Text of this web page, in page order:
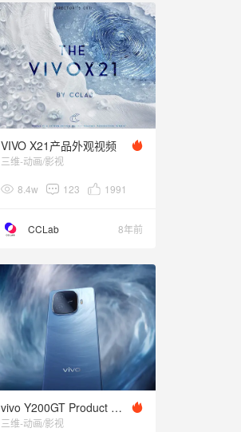
VIVO X21产品外观视频
三维-动画/影视
8.4w 123 1991
CCLab 8年前
vivo Y200GT Product Video
三维-动画/影视